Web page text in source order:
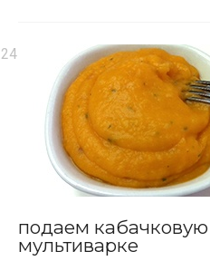
подаем кабачковую
мультиварке